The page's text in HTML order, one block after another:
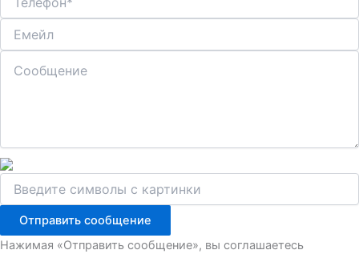
Отправить сообщение
Нажимая «Отправить сообщение», вы соглашаетесь